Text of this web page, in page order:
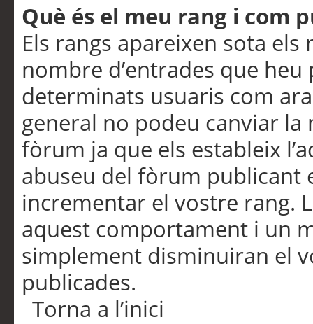
Què és el meu rang i com
Els rangs apareixen sota
nombre d’entrades que
determinats usuaris com
general no podeu canviar
fòrum ja que els estableix
abuseu del fòrum publicant
incrementar el vostre rang.
aquest comportament i un
simplement disminuiran el
publicades.
Torna a l’inici